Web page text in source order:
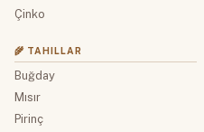
Çinko
🌾 TAHILLAR
Buğday
Mısır
Pirinç